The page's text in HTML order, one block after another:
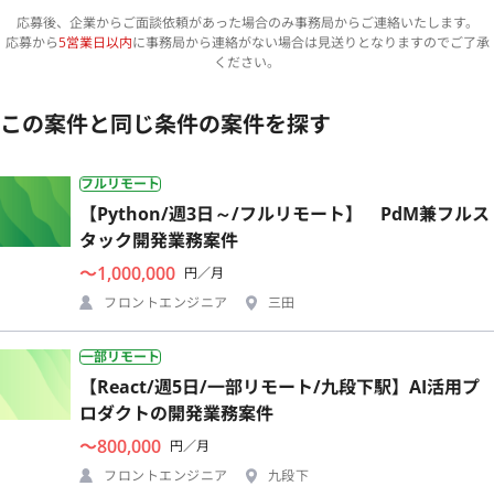
応募後、企業からご面談依頼があった場合のみ事務局からご連絡いたします。
応募から5営業日以内に事務局から連絡がない場合は見送りとなりますのでご了承
ください。
この案件と同じ条件の案件を探す
フルリモート
【Python/週3日～/フルリモート】 PdM兼フルス
タック開発業務案件
〜1,000,000 円／月
フロントエンジニア
三田
一部リモート
【React/週5日/一部リモート/九段下駅】AI活用プ
ロダクトの開発業務案件
〜800,000 円／月
フロントエンジニア
九段下